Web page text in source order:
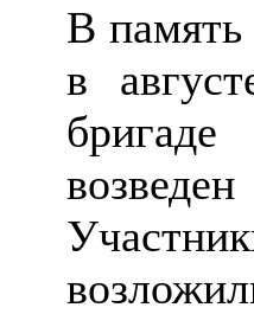
В память
в
бригаде